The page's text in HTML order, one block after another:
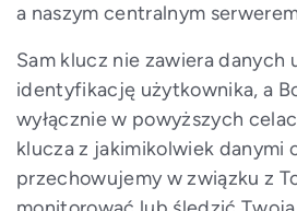
a naszym centralnym
Sam klucz nie zawiera danych
identyfikację użytkownika, a
wyłącznie w powyższych
klucza z jakimikolwiek danymi
przechowujemy w związku z